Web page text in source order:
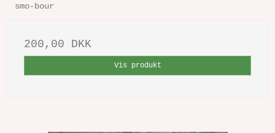
smo-bour
200,00 DKK
Vis produkt